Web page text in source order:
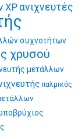
XP ανιχνευτές
συχνοτήτων
χρυσού
μετάλλων
παλμικός